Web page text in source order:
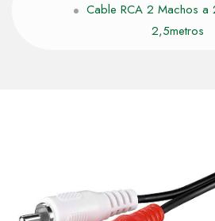
Cable RCA 2 Machos a
2,5metros